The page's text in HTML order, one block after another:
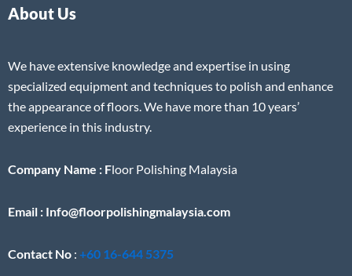
About Us
We have extensive knowledge and expertise in using
specialized equipment and techniques to polish and enhance
the appearance of floors. We have more than 10 years’
experience in this industry.
Company Name : Floor Polishing Malaysia
Email : Info@floorpolishingmalaysia.com
Contact No : +60 16-644 5375